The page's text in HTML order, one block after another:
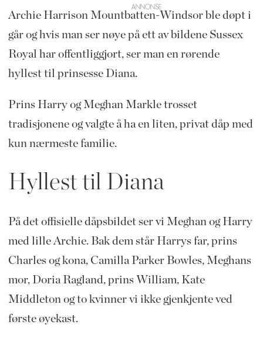
Archie Harrison Mountbatten-Windsor ble døpt i
går og hvis man ser nøye på ett av bildene Sussex
Royal har offentliggjort, ser man en rørende
hyllest til prinsesse Diana.
Prins Harry og Meghan Markle trosset
tradisjonene og valgte å ha en liten, privat dåp med
kun nærmeste familie.
Hyllest til Diana
På det offisielle dåpsbildet ser vi Meghan og Harry
med lille Archie. Bak dem står Harrys far, prins
Charles og kona, Camilla Parker Bowles, Meghans
mor, Doria Ragland, prins William, Kate
Middleton og to kvinner vi ikke gjenkjente ved
første øyekast.